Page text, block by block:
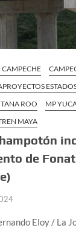
ROO
MP
MAYA
de
Eloy / La